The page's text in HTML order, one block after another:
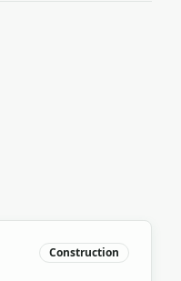
Construction